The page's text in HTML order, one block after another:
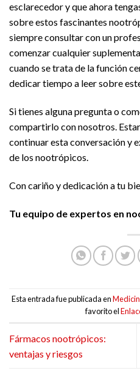
esclarecedor y que ahora
sobre estos fascinantes
siempre consultar con un
comenzar cualquier
cuando se trata de la función
dedicar tiempo a leer sobre
Si tienes alguna pregunta o
compartirlo con nosotros.
continuar esta conversación y
de los nootrópicos.
Con cariño y dedicación a tu
Tu equipo de expertos en
Esta entrada fue publicada en
favorito el
Fármacos nootrópicos:
ventajas y riesgos